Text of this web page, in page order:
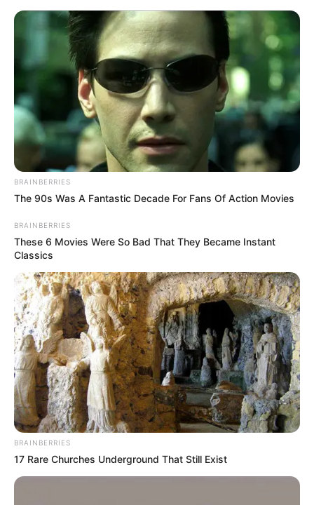
BRAINBERRIES
The 90s Was A Fantastic Decade For Fans Of Action Movies
BRAINBERRIES
These 6 Movies Were So Bad That They Became Instant
Classics
BRAINBERRIES
17 Rare Churches Underground That Still Exist